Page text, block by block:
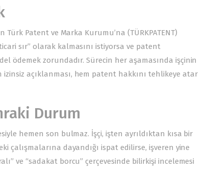
Patent ve Marka Kurumu’na (TÜRKPATENT)
sır” olarak kalmasını istiyorsa ve patent
ödemek zorundadır. Sürecin her aşamasında işçinin
açıklanması, hem patent hakkını tehlikeye atar
Durum
hemen son bulmaz. İşçi, işten ayrıldıktan kısa bir
dayandığı ispat edilirse, işveren yine
ve “sadakat borcu” çerçevesinde bilirkişi incelemesi